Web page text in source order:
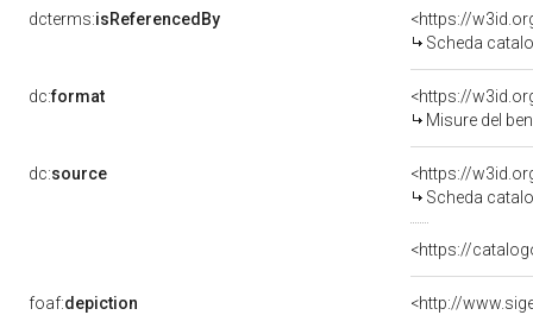
dcterms:isReferencedBy
<https://
Scheda
dc:format
<https://
Misure del
dc:source
<https://
Scheda
<https://
foaf:depiction